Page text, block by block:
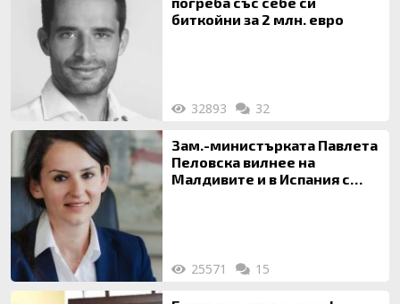
биткойни за 2 млн. евро
32893 32
Зам.-министърката Павлета
Пеловска вилнее на
Малдивите и в Испания с
25571 15